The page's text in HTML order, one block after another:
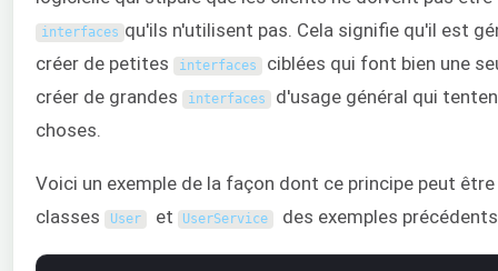
interfaces qu'ils n'utilisent pas. Cela signifie qu'il est
créer de petites
interfaces ciblées qui font bien une
créer de grandes
interfaces d'usage général qui
choses.
Voici un exemple de la façon dont ce principe peut
classes
User et UserService des exemples